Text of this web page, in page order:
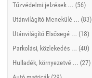
Tűzvédelmi jelzések ... (56)
Utánvilágító Menekülé ... (83)
Utánvilágító Elsősegé ... (18)
Parkolási, közlekedés ... (40)
Hulladék, környezetvé ... (27)